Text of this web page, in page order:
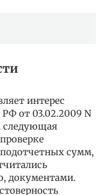
интерес
от 03.02.2009 N
следующая
сумм,
документами.